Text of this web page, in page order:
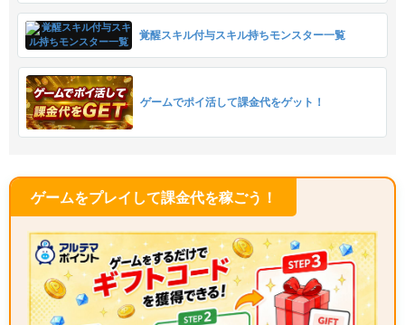
覚醒スキル付与スキル持ちモンスター一覧
ゲームでポイ活して課金代をゲット！
ゲームをプレイして課金代を稼ごう！